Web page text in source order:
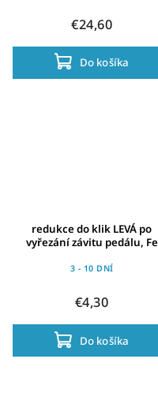
€24,60
Do košíka
redukce do klik LEVÁ po
vyřezání závitu pedálu, Fe
3 - 10 DNÍ
€4,30
Do košíka